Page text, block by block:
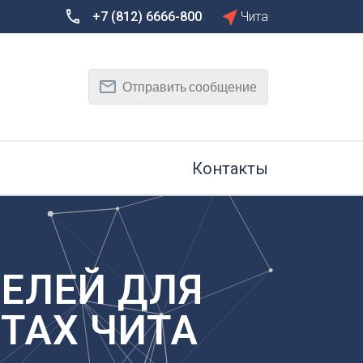
Тамбов
Тюмень
Улан-Удэ
Ульяновск
Уфа
Х
Хабаровск
+7 (812) 6666-800 Чита
Отправить сообщение
Контакты
ДЛЯ
ЧИТА